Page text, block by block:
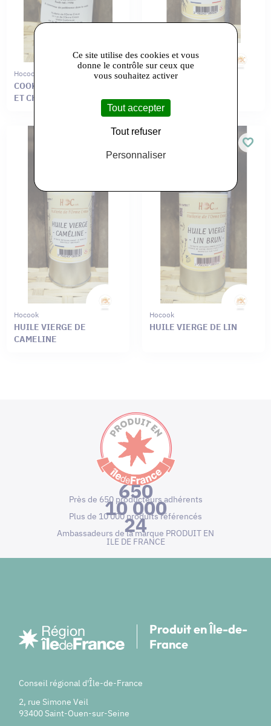
Hocook
COOKIES FARINE DE LIN
ET CHOCOLAT
Hocook
CHANVRE
Hocook
HUILE VIERGE DE
CAMELINE
Hocook
HUILE VIERGE DE LIN
650
Près de 650 producteurs adhérents
10 000
Plus de 10 000 produits référencés
24
Ambassadeurs de la marque PRODUIT EN
ILE DE FRANCE
Produit en Île-de-
France
Conseil régional d'Île-de-France
2, rue Simone Veil
93400 Saint-Ouen-sur-Seine
Ce site utilise des cookies et vous
donne le contrôle sur ceux que
vous souhaitez activer
Tout accepter
Tout refuser
Personnaliser